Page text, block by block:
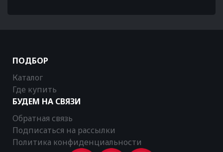
ПОДБОР
Каталог
Где купить
БУДЕМ НА СВЯЗИ
Обратная связь
Подписаться на рассылки
Политика конфиденциальности